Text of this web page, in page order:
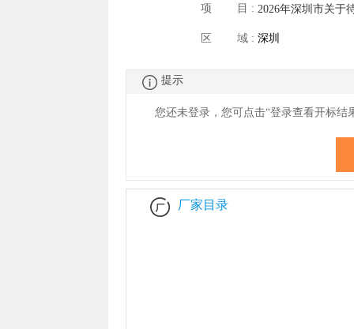
医院标讯动态 目
项 目 : 2026年深圳市关于
区 域 : 深圳
提示
您还未登录，您可点击“登录查看开标结
厂家目录